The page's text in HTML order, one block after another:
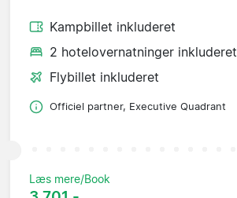
Kampbillet inkluderet
2 hotelovernatninger inkluderet
Flybillet inkluderet
Officiel partner, Executive Quadrant
Læs mere/Book